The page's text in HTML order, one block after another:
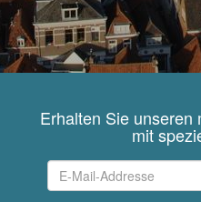
Erhalten Sie unseren
mit